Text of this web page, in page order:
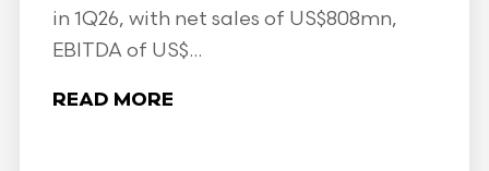
in 1Q26, with net sales of US$808mn,
EBITDA of US$...
READ MORE